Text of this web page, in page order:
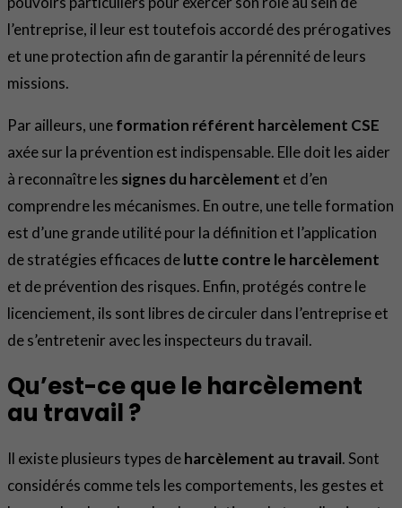
l’entreprise, il leur est toutefois accordé des prérogatives
et une protection afin de garantir la pérennité de leurs
missions.
Par ailleurs, uneformation référent harcèlement CSE
axée sur la prévention est indispensable. Elle doit les aider
à reconnaître les signes du harcèlement et d’en
comprendre les mécanismes. En outre, une telle formation
est d’une grande utilité pour la définition et l’application
de stratégies efficaces delutte contre le harcèlement
et de prévention des risques. Enfin, protégés contre le
licenciement, ils sont libres de circuler dans l’entreprise et
de s’entretenir avec les inspecteurs du travail.
Qu’est-ce que le harcèlement
au travail ?
Il existe plusieurs types deharcèlement au travail. Sont
considérés comme tels les comportements, les gestes et